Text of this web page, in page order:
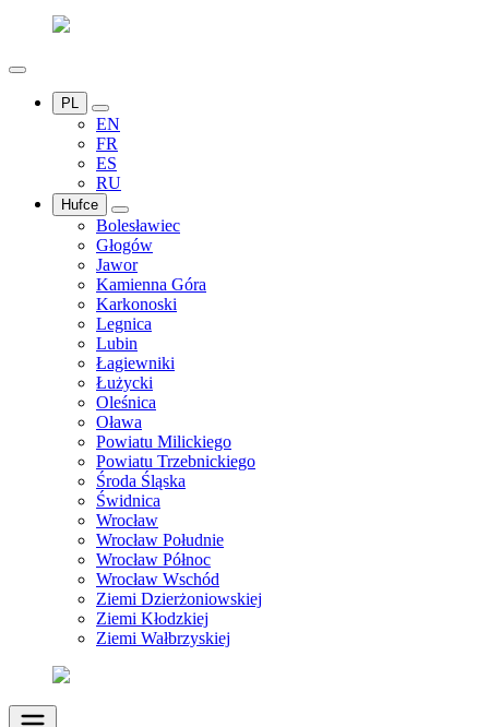
PL
EN
FR
ES
RU
Hufce
Bolesławiec
Głogów
Jawor
Kamienna Góra
Karkonoski
Legnica
Lubin
Łagiewniki
Łużycki
Oleśnica
Oława
Powiatu Milickiego
Powiatu Trzebnickiego
Środa Śląska
Świdnica
Wrocław
Wrocław Południe
Wrocław Północ
Wrocław Wschód
Ziemi Dzierżoniowskiej
Ziemi Kłodzkiej
Ziemi Wałbrzyskiej